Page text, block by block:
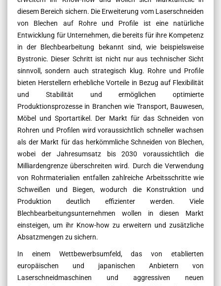
diesem Bereich sichern. Die Erweiterung vom Laserschneiden
von Blechen auf Rohre und Profile ist eine natürliche
Entwicklung für Unternehmen, die bereits für ihre Kompetenz
in der Blechbearbeitung bekannt sind, wie beispielsweise
Bystronic. Dieser Schritt ist nicht nur aus technischer Sicht
sinnvoll, sondern auch strategisch klug. Rohre und Profile
bieten Herstellern erhebliche Vorteile in Bezug auf Flexibilität
und Stabilität und ermöglichen optimierte
Produktionsprozesse in Branchen wie Transport, Bauwesen,
Möbel und Sportartikel. Der Markt für das Schneiden von
Rohren und Profilen wird voraussichtlich schneller wachsen
als der Markt für das herkömmliche Schneiden von Blechen,
wobei der Jahresumsatz bis 2030 voraussichtlich die
Milliardengrenze überschreiten wird. Durch die Verwendung
von Rohrmaterialien entfallen zahlreiche Arbeitsschritte wie
Schweißen und Biegen, wodurch die Konstruktion und
Produktion deutlich effizienter werden. Viele
Blechbearbeitungsunternehmen wollen in diesen Markt
einsteigen, um ihr Know-how zu erweitern und zusätzliche
Absatzmengen zu sichern.
In einem Wettbewerbsumfeld, das von etablierten
europäischen und japanischen Anbietern von
Laserschneidmaschinen und aggressiven neuen